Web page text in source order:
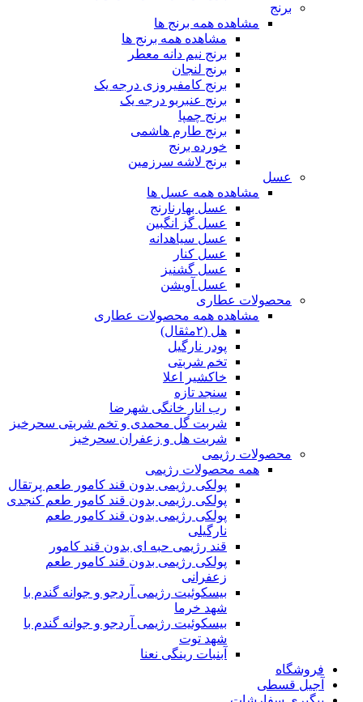
برنج
مشاهده همه برنج ها
مشاهده همه برنج ها
برنج نیم دانه معطر
برنج لنجان
برنج کامفیروزی درجه یک
برنج عنبربو درجه یک
برنج چمپا
برنج طارم هاشمی
خورده برنج
برنج لاشه سرزمین
عسل
مشاهده همه عسل ها
عسل بهارنارنج
عسل گز انگبین
عسل سیاهدانه
عسل کنار
عسل گشنیز
عسل آویشن
محصولات عطاری
مشاهده همه محصولات عطاری
هل (۲مثقال)
پودر نارگیل
تخم شربتی
خاکشیر اعلا
سنجد تازه
رب انار خانگی شهرضا
شربت گل محمدی و تخم شربتی سحرخیز
شربت هل و زعفران سحرخیز
محصولات رژیمی
همه محصولات رژیمی
پولکی رژیمی بدون قند کامور طعم پرتقال
پولکی رژیمی بدون قند کامور طعم کنجدی
پولکی رژیمی بدون قند کامور طعم
نارگیلی
قند رژیمی حبه ای بدون قند کامور
پولکی رژیمی بدون قند کامور طعم
زعفرانی
بيسکوئيت رژیمی آردجو و جوانه گندم با
شهد خرما
بيسکوئيت رژیمی آردجو و جوانه گندم با
شهد توت
آبنبات رینگی نعنا
فروشگاه
آجیل قسطی